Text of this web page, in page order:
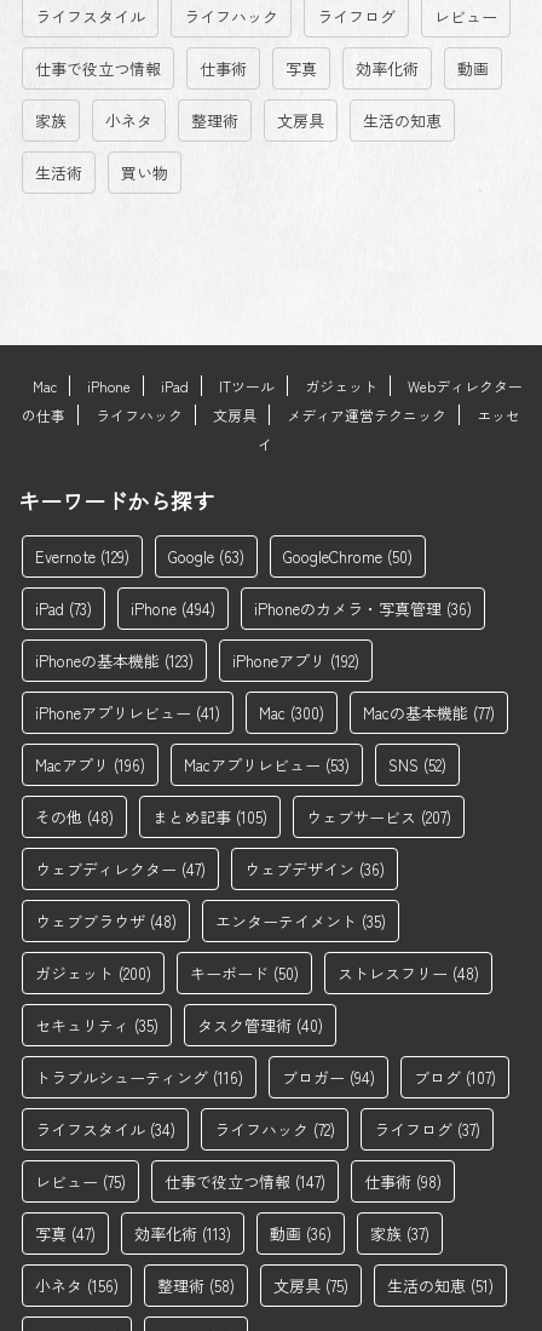
ライフスタイル ライフハック ライフログ レビュー
仕事で役立つ情報 仕事術 写真 効率化術 動画
家族 小ネタ 整理術 文房具 生活の知恵
生活術 買い物
Mac iPhone iPad ITツール ガジェット
Webディレクター
の仕事
ライフハック 文房具 メディア運営テクニック
エッセ
イ
キーワードから探す
Evernote (129) Google (63) GoogleChrome (50)
iPad (73) iPhone (494) iPhoneのカメラ・写真管理 (36)
iPhoneの基本機能 (123) iPhoneアプリ (192)
iPhoneアプリレビュー (41) Mac (300) Macの基本機能 (77)
Macアプリ (196) Macアプリレビュー (53) SNS (52)
その他 (48) まとめ記事 (105) ウェブサービス (207)
ウェブディレクター (47) ウェブデザイン (36)
ウェブブラウザ (48) エンターテイメント (35)
ガジェット (200) キーボード (50) ストレスフリー (48)
セキュリティ (35) タスク管理術 (40)
トラブルシューティング (116) ブロガー (94) ブログ (107)
ライフスタイル (34) ライフハック (72) ライフログ (37)
レビュー (75) 仕事で役立つ情報 (147) 仕事術 (98)
写真 (47) 効率化術 (113) 動画 (36) 家族 (37)
小ネタ (156) 整理術 (58) 文房具 (75) 生活の知恵 (51)